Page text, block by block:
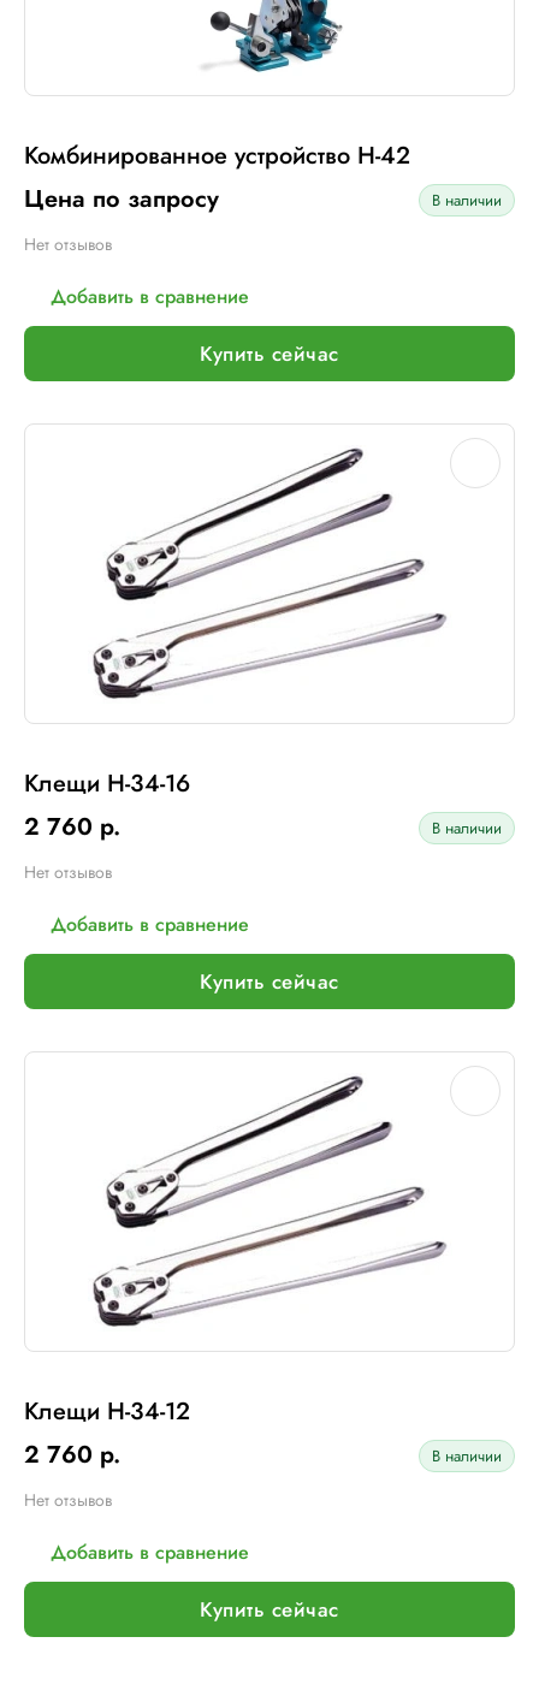
Комбинированное устройство H-42
Цена по запросу
В наличии
Нет отзывов
Добавить в сравнение
Купить сейчас
Клещи H-34-16
2 760 р.
В наличии
Нет отзывов
Добавить в сравнение
Купить сейчас
Клещи H-34-12
2 760 р.
В наличии
Нет отзывов
Добавить в сравнение
Купить сейчас